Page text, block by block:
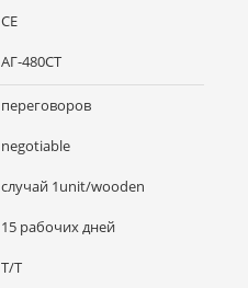
CE
АГ-480СТ
переговоров
negotiable
случай 1unit/wooden
15 рабочих дней
T/T